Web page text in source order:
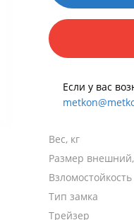
Если у вас
Вес, кг
Размер
Взломостойкость
Тип замка
Трейзер